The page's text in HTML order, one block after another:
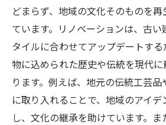
どまらず、地域の文化そのものを
ています。リノベーションは、古
タイルに合わせてアップデートす
物に込められた歴史や伝統を現代
ります。例えば、地元の伝統工芸
に取り入れることで、地域のアイデ
し、文化の継承を助けています。